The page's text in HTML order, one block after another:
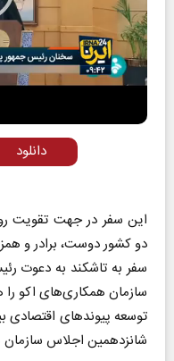
دانلود
این سفر در جهت تقویت
دو کشور دوست، برادر و
سفر به تاشکند به دعوت
سازمان همکاری‌های اکو را
توسعه پیوندهای
شانزدهمین اجلاس